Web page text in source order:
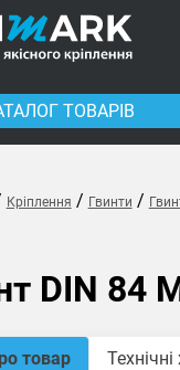
ТОВАРІВ
Кріплення / Гвинти /
DIN 84
товар